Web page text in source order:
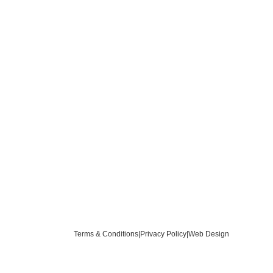
Terms & Conditions Privacy Policy Web Design